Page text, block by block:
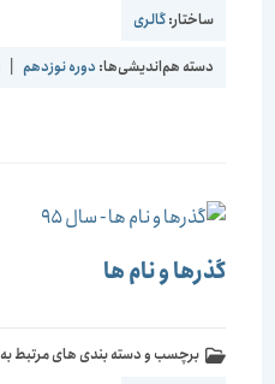
ساختار:گالری
دسته هم‌اندیشی‌ها:دوره نوزدهم |
گذرها و نام ها
برچسب و دسته بندی های مرتبط به